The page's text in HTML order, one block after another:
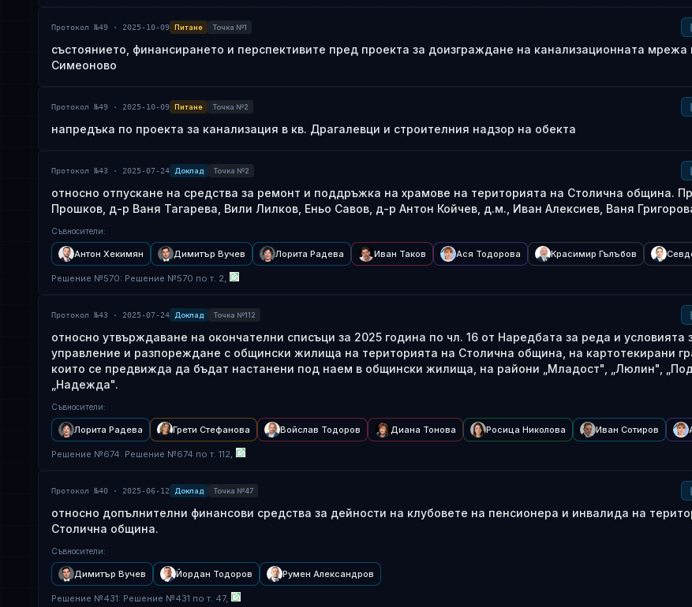
Протокол №49 · 2025-10-09 Питане Точка №1
състоянието, финансирането и перспективите пред проекта за доизграждане на канализационната мрежа
Симеоново
Протокол №49 · 2025-10-09 Питане Точка №2
напредъка по проекта за канализация в кв. Драгалевци и строителния надзор на обекта
Протокол №43 · 2025-07-24 Доклад Точка №2
относно отпускане на средства за ремонт и поддръжка на храмове на територията на Столична община.
Прошков, д-р Ваня Тагарева, Вили Лилков, Еньо Савов, д-р Антон Койчев, д.м., Иван Алексиев, Ваня
Съвносители:
Антон Хекимян Димитър Вучев Лорита Радева Иван Таков Ася Тодорова Красимир Гълъбов
Решение №570: Решение №570 по т. 2,
Протокол №43 · 2025-07-24 Доклад Точка №112
относно утвърждаване на окончателни списъци за 2025 година по чл. 16 от Наредбата за реда и условията
управление и разпореждане с общински жилища на територията на Столична община, на картотекирани
които се предвижда да бъдат настанени под наем в общински жилища, на райони „Младост", „Люлин",
„Надежда".
Съвносители:
Лорита Радева Грети Стефанова Войслав Тодоров Диана Тонова Росица Николова Иван Сотиров
Решение №674: Решение №674 по т. 112,
Протокол №40 · 2025-06-12 Доклад Точка №47
относно допълнителни финансови средства за дейности на клубовете на пенсионера и инвалида на
Столична община.
Съвносители:
Димитър Вучев Йордан Тодоров Румен Александров
Решение №431: Решение №431 по т. 47,